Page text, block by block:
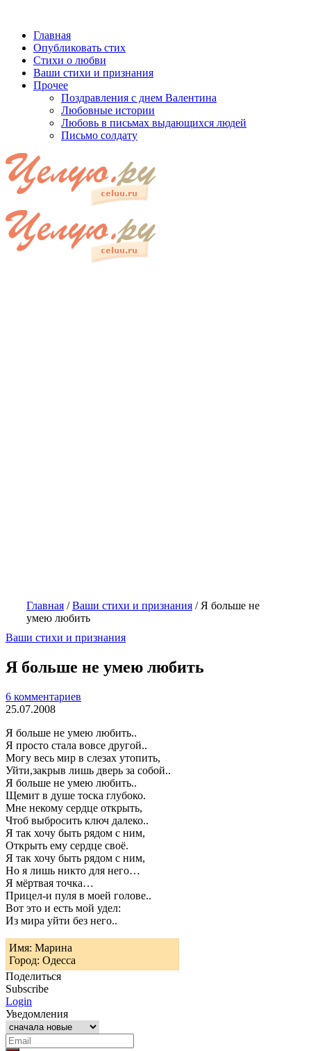
Главная
Опубликовать стих
Стихи о любви
Ваши стихи и признания
Прочее
Поздравления с днем Валентина
Любовные истории
Любовь в письмах выдающихся людей
Письмо солдату
Главная /Ваши стихи и признания / Я больше не
умею любить
Ваши стихи и признания
Я больше не умею любить
6 комментариев
25.07.2008
Я больше не умею любить..
Я просто стала вовсе другой..
Могу весь мир в слезах утопить,
Уйти,закрыв лишь дверь за собой..
Я больше не умею любить..
Щемит в душе тоска глубоко.
Мне некому сердце открыть,
Чтоб выбросить ключ далеко..
Я так хочу быть рядом с ним,
Открыть ему сердце своё.
Я так хочу быть рядом с ним,
Но я лишь никто для него…
Я мёртвая точка…
Прицел-и пуля в моей голове..
Вот это и есть мой удел:
Из мира уйти без него..
Имя: Марина
Город: Одесса
Поделиться
Subscribe
Login
Уведомления